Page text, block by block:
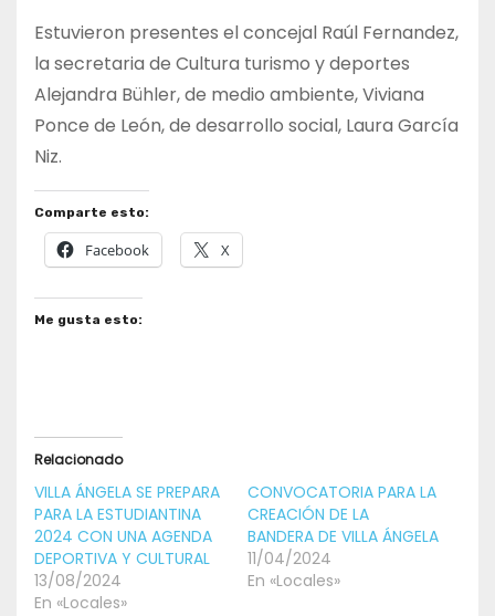
Estuvieron presentes el concejal Raúl Fernandez,
la secretaria de Cultura turismo y deportes
Alejandra Bühler, de medio ambiente, Viviana
Ponce de León, de desarrollo social, Laura García
Niz.
Comparte esto:
Facebook X
Me gusta esto:
Relacionado
VILLA ÁNGELA SE PREPARA
PARA LA ESTUDIANTINA
2024 CON UNA AGENDA
DEPORTIVA Y CULTURAL
13/08/2024
En «Locales»
CONVOCATORIA PARA LA
CREACIÓN DE LA
BANDERA DE VILLA ÁNGELA
11/04/2024
En «Locales»